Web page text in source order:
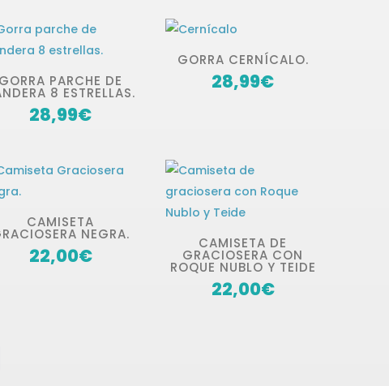
GORRA PARCHE DE
8 ESTRELLAS.
28,99€
GORRA CERNÍCALO.
28,99€
CAMISETA
NEGRA.
22,00€
CAMISETA DE
GRACIOSERA CON
ROQUE NUBLO Y TEIDE
22,00€